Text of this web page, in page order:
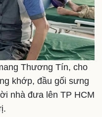
Việt Nam
Phân tích
Thương Tín, cho
khớp, đầu gối sưng
nhà đưa lên TP HCM